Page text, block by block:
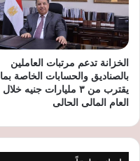
الخزانة تدعم مرتبات العاملين
بالصناديق والحسابات الخاصة بما
يقترب من ٣ مليارات جنيه خلال
العام المالى الحالى